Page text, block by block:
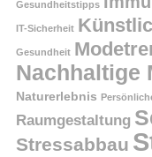
Gesundheitstipps
IT-Sicherheit
Gesundheit
Nachhaltige
Naturerlebnis
Raumgestaltung
Stressabbau